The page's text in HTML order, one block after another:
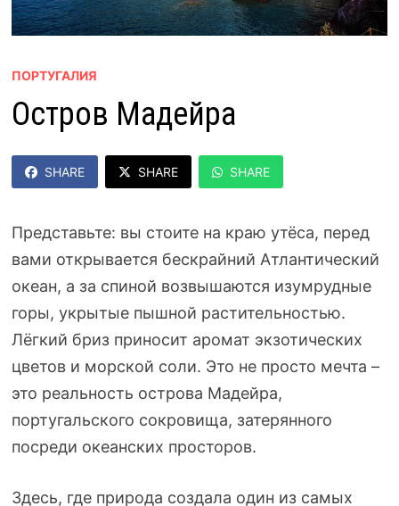
ПОРТУГАЛИЯ
Остров Мадейра
SHARE SHARE SHARE
Представьте: вы стоите на краю утёса, перед
вами открывается бескрайний Атлантический
океан, а за спиной возвышаются изумрудные
горы, укрытые пышной растительностью.
Лёгкий бриз приносит аромат экзотических
цветов и морской соли. Это не просто мечта –
это реальность острова Мадейра,
португальского сокровища, затерянного
посреди океанских просторов.
Здесь, где природа создала один из самых